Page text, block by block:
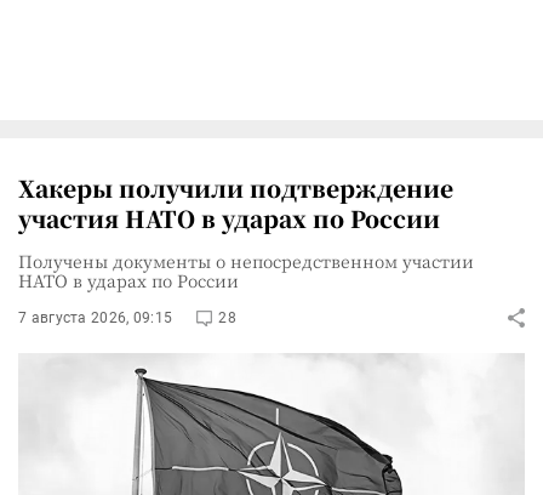
Хакеры получили подтверждение
участия НАТО в ударах по России
Получены документы о непосредственном участии
НАТО в ударах по России
7 августа 2026, 09:15 28